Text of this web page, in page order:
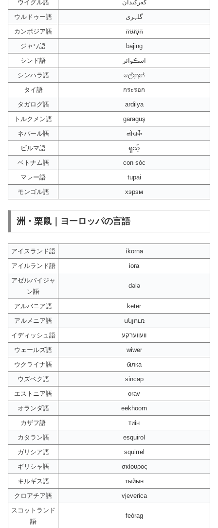
ウイグル語
كەركىدان
ウルドゥー語
گلہری
カンボジア語
កមរបុក
ジャワ語
bajing
シンド語
اسڪوائر
シンハラ語
ලේනුන්
タイ語
กระรอก
タガログ語
ardilya
トルクメン語
garaguş
ネパール語
लोखर्के
ビルマ語
ရှသ့်
ベトナム語
con sóc
マレー語
tupai
モンゴル語
хэрэм
洲・栗鼠｜ヨーロッパの言語
アイスランド語
íkorna
アイルランド語
iora
アゼルバイジャ
ン語
dələ
アルバニア語
ketër
アルメニア語
սկյուռ
イディッシュ語
וועווערקע
ウェールズ語
wiwer
ウクライナ語
білка
ウズベク語
sincap
エストニア語
orav
オランダ語
eekhoorn
カザフ語
тиін
カタラン語
esquirol
ガリシア語
squirrel
ギリシャ語
σκίουρος
キルギス語
тыйын
クロアチア語
vjeverica
スコットランド
語
feòrag